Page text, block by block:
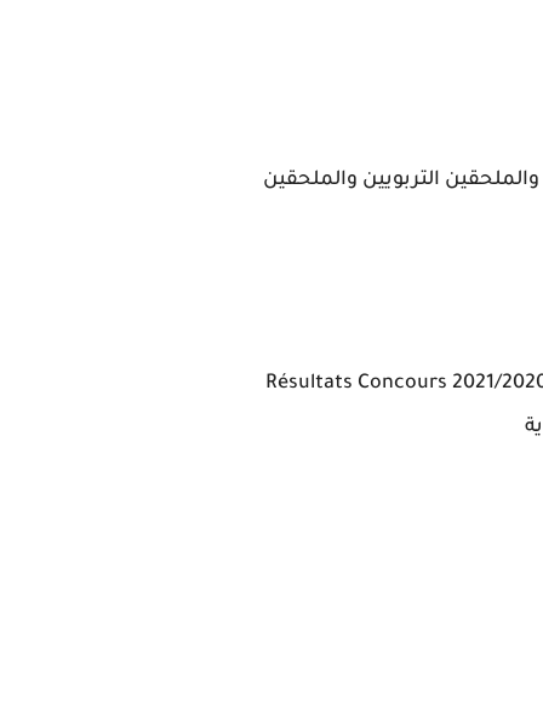
التربويين والملحقين
النتائج النهائية لمباراة التعليم بالتعاقد واللوائح النهائية للناجحين في مباراة التعليم بالتعاقد 2021/2020 Résultats Concours